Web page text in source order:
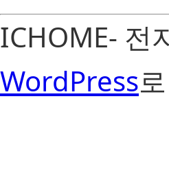
ICHOME- 전
WordPress